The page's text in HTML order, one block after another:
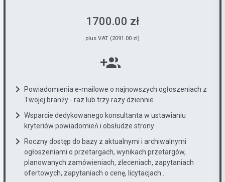
1700.00 zł
plus VAT (2091.00 zł)
Powiadomienia e-mailowe o najnowszych ogłoszeniach z
Twojej branży - raz lub trzy razy dziennie
Wsparcie dedykowanego konsultanta w ustawianiu
kryteriów powiadomień i obsłudze strony
Roczny dostęp do bazy z aktualnymi i archiwalnymi
ogłoszeniami o przetargach, wynikach przetargów,
planowanych zamówieniach, zleceniach, zapytaniach
ofertowych, zapytaniach o cenę, licytacjach...